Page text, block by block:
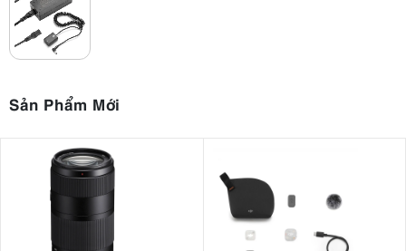
Sản Phẩm Mới